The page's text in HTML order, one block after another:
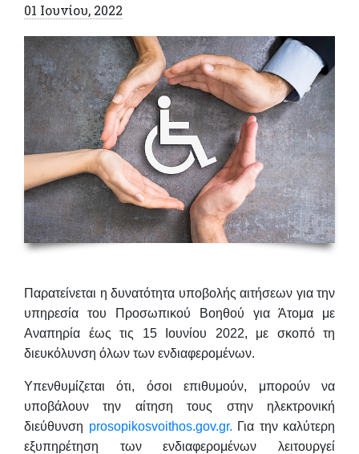
01 Ιουνίου, 2022
Παρατείνεται η δυνατότητα υποβολής αιτήσεων για την
υπηρεσία του Προσωπικού Βοηθού για Άτομα με
Αναπηρία έως τις 15 Ιουνίου 2022, με σκοπό τη
διευκόλυνση όλων των ενδιαφερομένων.
Υπενθυμίζεται ότι, όσοι επιθυμούν, μπορούν να
υποβάλουν την αίτηση τους στην ηλεκτρονική
διεύθυνση prosopikosvoithos.gov.gr. Για την καλύτερη
εξυπηρέτηση των ενδιαφερομένων λειτουργεί